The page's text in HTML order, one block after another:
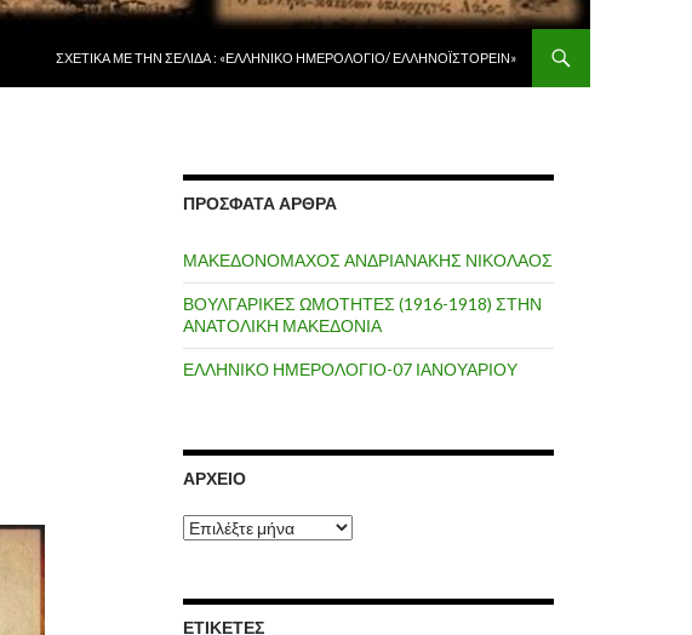
ΣΧΕΤΙΚᾺ ΜῈ ΤῊΝ ΣΕΛΊΔΑ : «ἙΛΛΗΝΙΚῸ ἩΜΕΡΟΛΌΓΙΟ/ ἙΛΛΗΝΟΪΣΤΟΡΕΙ͂Ν»
ΠΡΌΣΦΑΤΑ ΆΡΘΡΑ
ΜΑΚΕΔΟΝΟΜΑΧΟΣ ΑΝΔΡΙΑΝΑΚΗΣ ΝΙΚΟΛΑΟΣ
ΒΟΥΛΓΑΡΙΚΕΣ ΩΜΟΤΗΤΕΣ (1916-1918) ΣΤΗΝ
ΑΝΑΤΟΛΙΚΗ ΜΑΚΕΔΟΝΙΑ
ΕΛΛΗΝΙΚΟ ΗΜΕΡΟΛΟΓΙΟ-07 ΙΑΝΟΥΑΡΙΟΥ
ΑΡΧΕΊΟ
Α
ρ
ΕΤΙΚΈΤΕΣ